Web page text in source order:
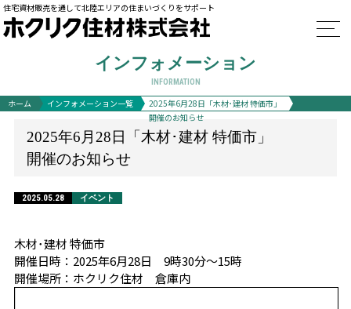
住宅資材販売を通して北陸エリアの住まいづくりをサポート
インフォメーション
INFORMATION
ホーム インフォメーション一覧
2025年6月28日「木材･建材 特価市」
開催のお知らせ
2025年6月28日「木材･建材 特価市」
開催のお知らせ
2025.05.28 イベント
木材･建材 特価市
開催日時：2025年6月28日 9時30分～15時
開催場所：ホクリク住材 倉庫内